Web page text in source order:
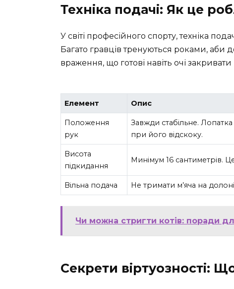
Техніка подачі: Як це
У світі професійного спорту, техніка
Багато гравців тренуються роками, аби
враження, що готові навіть очі закривати
Елемент Опис
Положення
рук
Завжди стабільне.
при його відскоку.
Висота
підкидання
Минімум 16 сантиметрів.
Вільна подача Не тримати м’яча на
Чи можна стригти котів: поради
Секрети віртуозності: